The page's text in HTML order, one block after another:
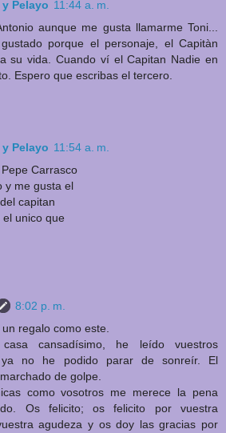
y Pelayo 11:44 a. m.
aunque me gusta llamarme Toni...
porque el personaje, el Capitàn
su vida. Cuando ví el Capitan Nadie en
Espero que escribas el tercero.
y Pelayo 11:54 a. m.
Carrasco
y me gusta el
capitan
unico que
8:02 p. m.
regalo como este.
cansadísimo, he leído vuestros
ya no he podido parar de sonreír. El
de golpe.
como vosotros me merece la pena
Os felicito; os felicito por vuestra
agudeza y os doy las gracias por